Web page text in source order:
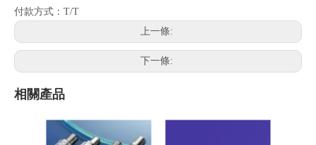
付款方式：T/T
上一條:
下一條:
相關產品